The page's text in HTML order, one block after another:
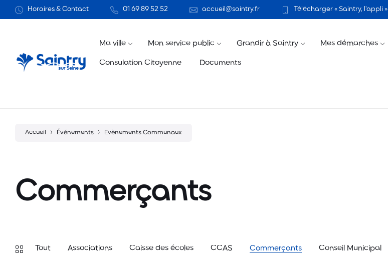
Horaires & Contact 01 69 89 52 52 accueil@saintry.fr Télécharger « Saintry, l’appli »
Ma ville Mon service public Grandir à Saintry Mes démarches
Consulation Citoyenne Documents
Accueil Événements Evènements Communaux
Commerçants
Tout Associations Caisse des écoles CCAS Commerçants Conseil Municipal